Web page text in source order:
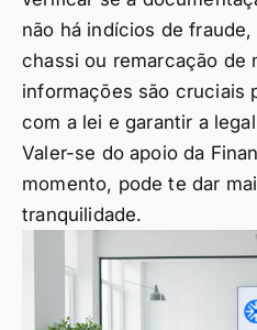
não há indícios de
chassi ou remarcação de
informações são cruciais
com a lei e garantir a
Valer-se do apoio da
momento, pode te dar
tranquilidade.